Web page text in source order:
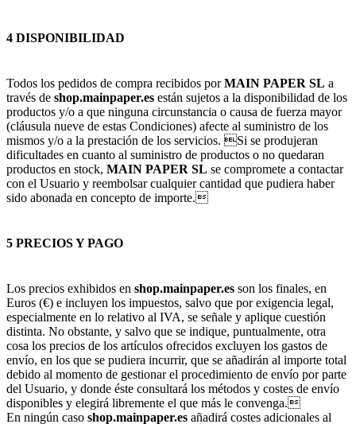
4 DISPONIBILIDAD
Todos los pedidos de compra recibidos porMAIN PAPER SL a
través de shop.mainpaper.es están sujetos a la disponibilidad de los
productos y/o a que ninguna circunstancia o causa de fuerza mayor
(cláusula nueve de estas Condiciones) afecte al suministro de los
mismos y/o a la prestación de los servicios. Si se produjeran
dificultades en cuanto al suministro de productos o no quedaran
productos en stock, MAIN PAPER SL se compromete a contactar
con el Usuario y reembolsar cualquier cantidad que pudiera haber
sido abonada en concepto de importe.
5 PRECIOS Y PAGO
Los precios exhibidos en shop.mainpaper.es son los finales, en
Euros (€) e incluyen los impuestos, salvo que por exigencia legal,
especialmente en lo relativo al IVA, se señale y aplique cuestión
distinta. No obstante, y salvo que se indique, puntualmente, otra
cosa los precios de los artículos ofrecidos excluyen los gastos de
envío, en los que se pudiera incurrir, que se añadirán al importe total
debido al momento de gestionar el procedimiento de envío por parte
del Usuario, y donde éste consultará los métodos y costes de envío
disponibles y elegirá libremente el que más le convenga.
En ningún caso shop.mainpaper.es añadirá costes adicionales al